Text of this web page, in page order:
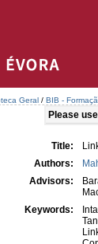
Geral / BIB -
Please
Title:
Authors:
Advisors:
Keywords: